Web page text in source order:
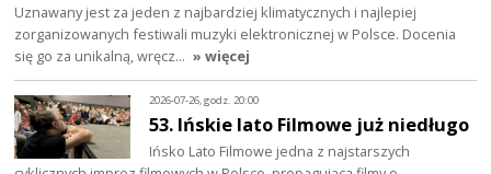
Uznawany jest za jeden z najbardziej klimatycznych i najlepiej
zorganizowanych festiwali muzyki elektronicznej w Polsce. Docenia
się go za unikalną, wręcz… » więcej
2026-07-26, godz. 20:00
53. Ińskie lato Filmowe już niedługo
Ińsko Lato Filmowe jedna z najstarszych